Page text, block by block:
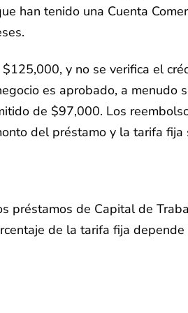
han tenido una Cuenta
y no se verifica el
es aprobado, a
de $97,000. Los
del préstamo y la tarifa
préstamos de Capital de
de la tarifa fija